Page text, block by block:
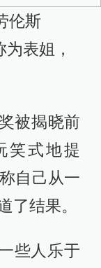
伦斯
表姐，
被揭晓前
笑式地提
自己从一
了结果。
些人乐于